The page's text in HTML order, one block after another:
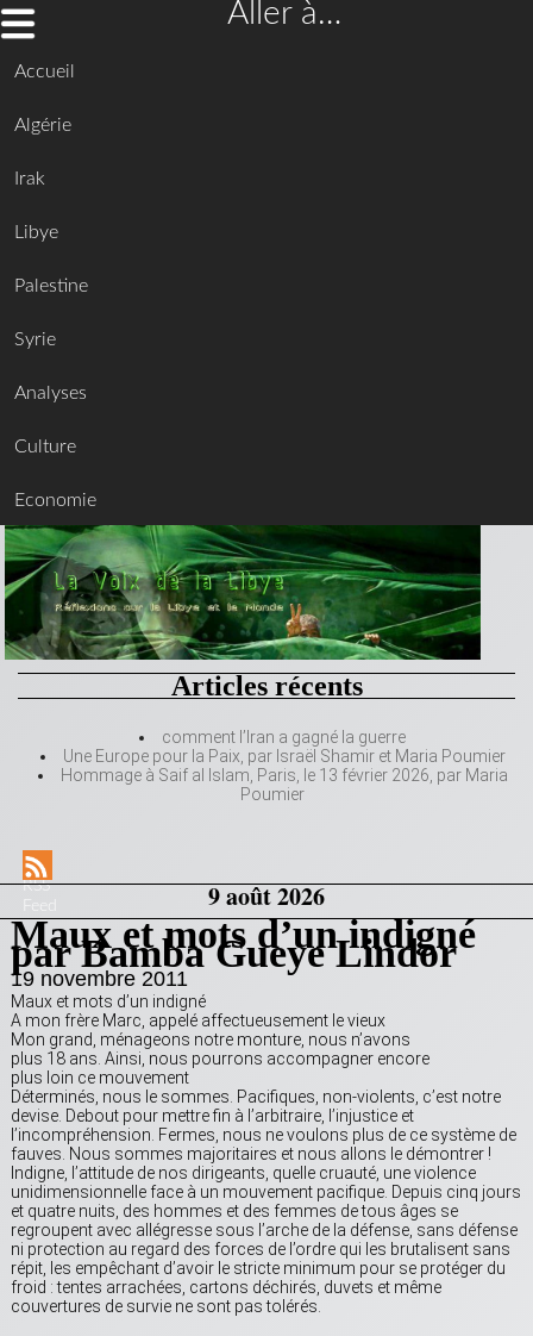
Aller à…
Accueil
Algérie
Irak
Libye
Palestine
Syrie
Analyses
Culture
Economie
Articles récents
comment l’Iran a gagné la guerre
Une Europe pour la Paix, par Israël Shamir et Maria Poumier
Hommage à Saif al Islam, Paris, le 13 février 2026, par Maria
Poumier
RSS
Feed
9 août 2026
Maux et mots d’un indigné
par Bamba Gueye Lindor
19 novembre 2011
Maux et mots d’un indigné
A mon frère Marc, appelé affectueusement le vieux
Mon grand, ménageons notre monture, nous n’avons
plus 18 ans. Ainsi, nous pourrons accompagner encore
plus loin ce mouvement
Déterminés, nous le sommes. Pacifiques, non-violents, c’est notre
devise. Debout pour mettre fin à l’arbitraire, l’injustice et
l’incompréhension. Fermes, nous ne voulons plus de ce système de
fauves. Nous sommes majoritaires et nous allons le démontrer !
Indigne, l’attitude de nos dirigeants, quelle cruauté, une violence
unidimensionnelle face à un mouvement pacifique. Depuis cinq jours
et quatre nuits, des hommes et des femmes de tous âges se
regroupent avec allégresse sous l’arche de la défense, sans défense
ni protection au regard des forces de l’ordre qui les brutalisent sans
répit, les empêchant d’avoir le stricte minimum pour se protéger du
froid : tentes arrachées, cartons déchirés, duvets et même
couvertures de survie ne sont pas tolérés.